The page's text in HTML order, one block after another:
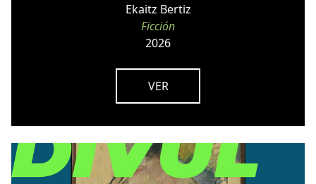
Ekaitz Bertiz
Ficción
2026
VER